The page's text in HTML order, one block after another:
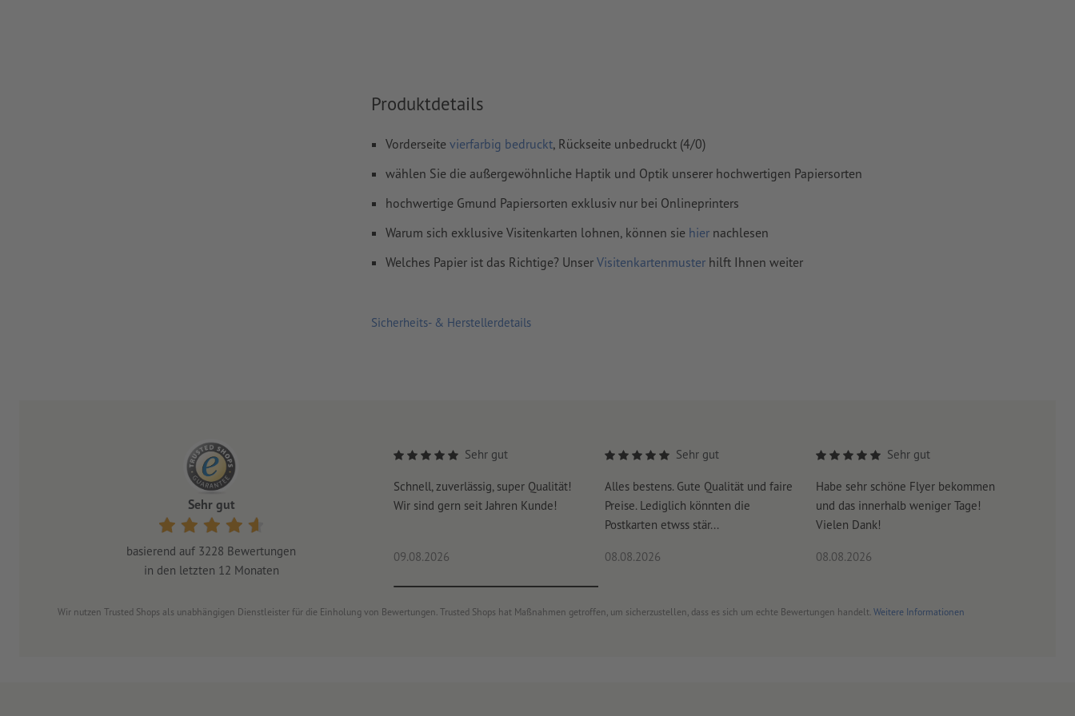
Rechtschreib- und Satzfehler
Überdruckeneinstellungenwerden von uns nicht geprüft
Kommentarewerden gelöscht und nicht gedruckt
Inhalte vonFormularfeldernwerden mitgedruckt
Produktdetails
Vorderseite vierfarbig bedruckt, Rückseite unbedruckt (4/0)
wählen Sie die außergewöhnliche Haptik und Optik unserer hochwertigen Papiersorten
hochwertige Gmund Papiersorten exklusiv nur bei Onlineprinters
Warum sich exklusive Visitenkarten lohnen, können sie hier nachlesen
Welches Papier ist das Richtige? Unser Visitenkartenmuster hilft Ihnen weiter
Sicherheits- & Herstellerdetails
Sehr gut
basierend auf 3228 Bewertungen
in den letzten 12 Monaten
Sehr gut
Schnell, zuverlässig, super Qualität!
Wir sind gern seit Jahren Kunde!
09.08.2026
Sehr gut
Alles bestens. Gute Qualität und faire
Preise. Lediglich könnten die
Postkarten etwss stär...
08.08.2026
Sehr gut
Habe sehr schöne Flyer bekommen
und das innerhalb weniger Tage!
Vielen Dank!
08.08.2026
Wir nutzen Trusted Shops als unabhängigen Dienstleister für die Einholung von Bewertungen. Trusted Shops hat Maßnahmen getroffen, um sicherzustellen, dass es sich um echte Bewertungen handelt. Weitere Informationen